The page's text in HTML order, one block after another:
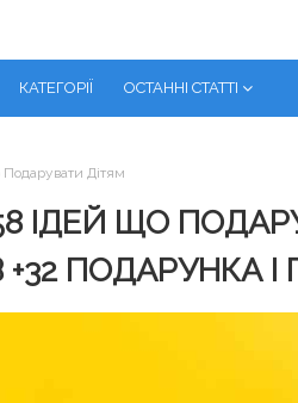
КАТЕГОРІЇ ОСТАННІ СТАТТІ
Дітям
ІДЕЙ ЩО
+32 ПОДАРУНКА